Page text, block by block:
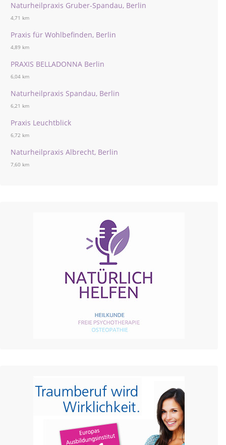
Naturheilpraxis Gruber-Spandau, Berlin
4,71 km
Praxis für Wohlbefinden, Berlin
4,89 km
PRAXIS BELLADONNA Berlin
6,04 km
Naturheilpraxis Spandau, Berlin
6,21 km
Praxis Leuchtblick
6,72 km
Naturheilpraxis Albrecht, Berlin
7,60 km